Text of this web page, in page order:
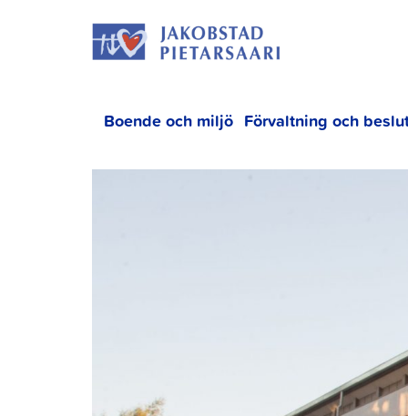
Boende och miljö Förvaltning och